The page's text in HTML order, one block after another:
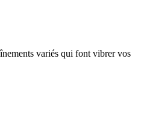
variés qui font vibrer vos